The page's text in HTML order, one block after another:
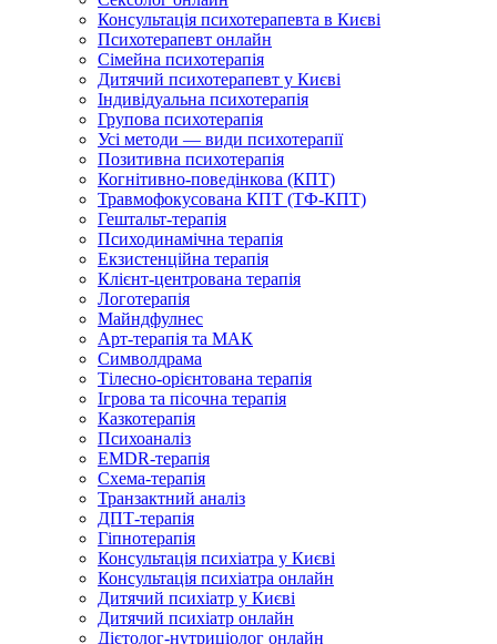
Консультація психотерапевта в Києві
Психотерапевт онлайн
Сімейна психотерапія
Дитячий психотерапевт у Києві
Індивідуальна психотерапія
Групова психотерапія
Усі методи — види психотерапії
Позитивна психотерапія
Когнітивно-поведінкова (КПТ)
Травмофокусована КПТ (ТФ-КПТ)
Гештальт-терапія
Психодинамічна терапія
Екзистенційна терапія
Клієнт-центрована терапія
Логотерапія
Майндфулнес
Арт-терапія та МАК
Символдрама
Тілесно-орієнтована терапія
Ігрова та пісочна терапія
Казкотерапія
Психоаналіз
EMDR-терапія
Схема-терапія
Транзактний аналіз
ДПТ-терапія
Гіпнотерапія
Консультація психіатра у Києві
Консультація психіатра онлайн
Дитячий психіатр у Києві
Дитячий психіатр онлайн
Дієтолог-нутриціолог онлайн